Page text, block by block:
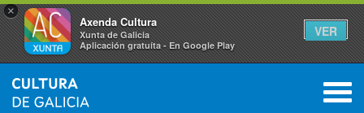
×
Axenda Cultura
Xunta de Galicia
Aplicación gratuíta - En Google Play
VER
INICIO › ACTUALIDADE 0